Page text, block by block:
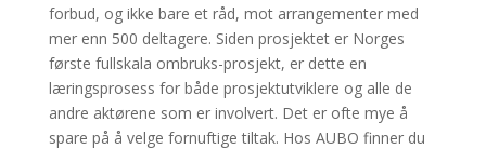
forbud, og ikke bare et råd, mot arrangementer med
mer enn 500 deltagere. Siden prosjektet er Norges
første fullskala ombruks-prosjekt, er dette en
læringsprosess for både prosjektutviklere og alle de
andre aktørene som er involvert. Det er ofte mye å
spare på å velge fornuftige tiltak. Hos AUBO finner du